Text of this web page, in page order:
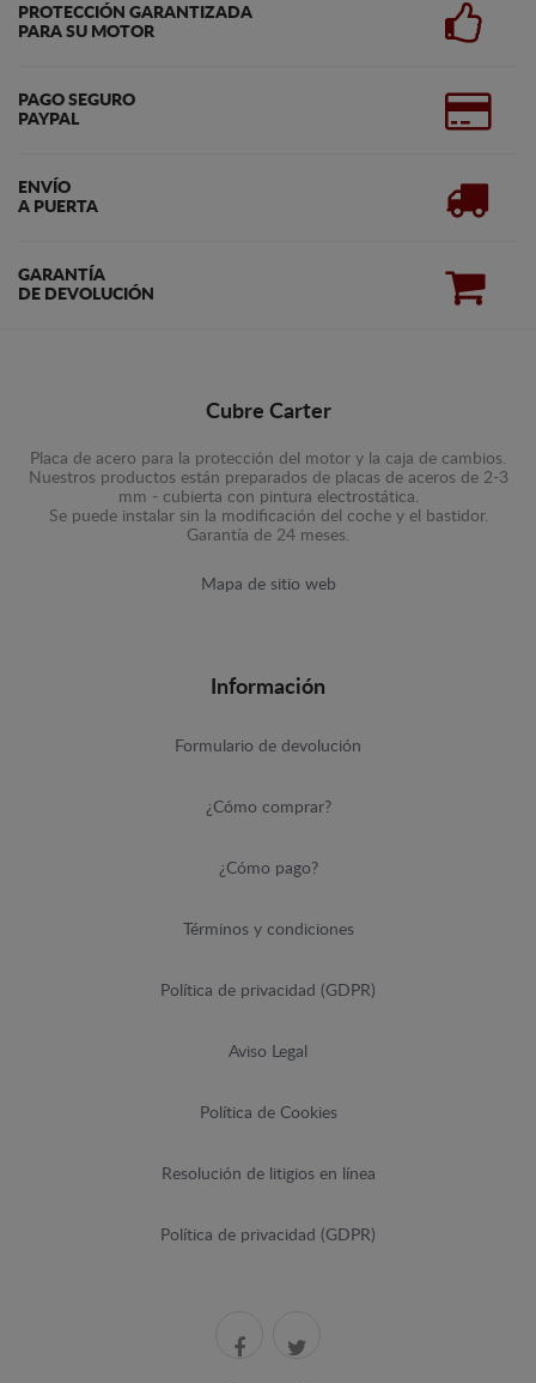
PROTECCIÓN GARANTIZADA
PARA SU MOTOR
PAGO SEGURO
PAYPAL
ENVÍO
A PUERTA
GARANTÍA
DE DEVOLUCIÓN
Cubre Carter
Placa de acero para la protección del motor y la caja de cambios.
Nuestros productos están preparados de placas de aceros de 2-3
mm - cubierta con pintura electrostática.
Se puede instalar sin la modificación del coche y el bastidor.
Garantía de 24 meses.
Mapa de sitio web
Información
Formulario de devolución
¿Cómo comprar?
¿Cómo pago?
Términos y condiciones
Política de privacidad (GDPR)
Aviso Legal
Política de Cookies
Resolución de litigios en línea
Política de privacidad (GDPR)